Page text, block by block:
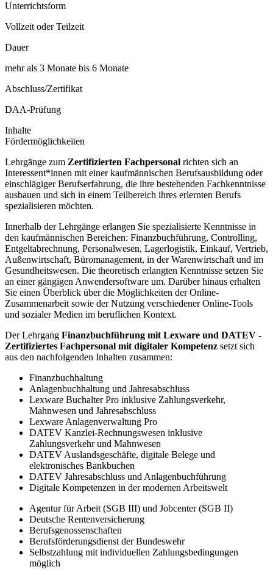
Unterrichtsform
Vollzeit oder Teilzeit
Dauer
mehr als 3 Monate bis 6 Monate
Abschluss/Zertifikat
DAA-Prüfung
Inhalte
Fördermöglichkeiten
Lehrgänge zum Zertifizierten Fachpersonal richten sich an
Interessent*innen mit einer kaufmännischen Berufsausbildung oder
einschlägiger Berufserfahrung, die ihre bestehenden Fachkenntnisse
ausbauen und sich in einem Teilbereich ihres erlernten Berufs
spezialisieren möchten.
Innerhalb der Lehrgänge erlangen Sie spezialisierte Kenntnisse in
den kaufmännischen Bereichen: Finanzbuchführung, Controlling,
Entgeltabrechnung, Personalwesen, Lagerlogistik, Einkauf, Vertrieb,
Außenwirtschaft, Büromanagement, in der Warenwirtschaft und im
Gesundheitswesen. Die theoretisch erlangten Kenntnisse setzen Sie
an einer gängigen Anwendersoftware um. Darüber hinaus erhalten
Sie einen Überblick über die Möglichkeiten der Online-
Zusammenarbeit sowie der Nutzung verschiedener Online-Tools
und sozialer Medien im beruflichen Kontext.
Der Lehrgang Finanzbuchführung mit Lexware und DATEV -
Zertifiziertes Fachpersonal mit digitaler Kompetenz setzt sich
aus den nachfolgenden Inhalten zusammen:
Finanzbuchhaltung
Anlagenbuchhaltung und Jahresabschluss
Lexware Buchalter Pro inklusive Zahlungsverkehr,
Mahnwesen und Jahresabschluss
Lexware Anlagenverwaltung Pro
DATEV Kanzlei-Rechnungswesen inklusive
Zahlungsverkehr und Mahnwesen
DATEV Auslandsgeschäfte, digitale Belege und
elektronisches Bankbuchen
DATEV Jahresabschluss und Anlagenbuchführung
Digitale Kompetenzen in der modernen Arbeitswelt
Agentur für Arbeit (SGB III) und Jobcenter (SGB II)
Deutsche Rentenversicherung
Berufsgenossenschaften
Berufsförderungsdienst der Bundeswehr
Selbstzahlung mit individuellen Zahlungsbedingungen
möglich